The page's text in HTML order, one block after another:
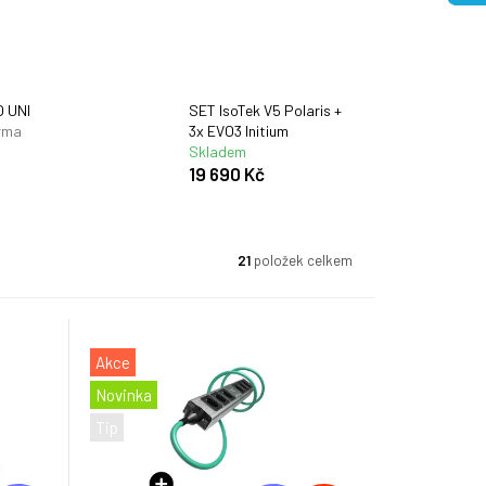
UNI
SET IsoTek V5 Polaris +
3x EVO3 Initium
Skladem
19 690 Kč
21 položek celkem
Akce
Novinka
Tip